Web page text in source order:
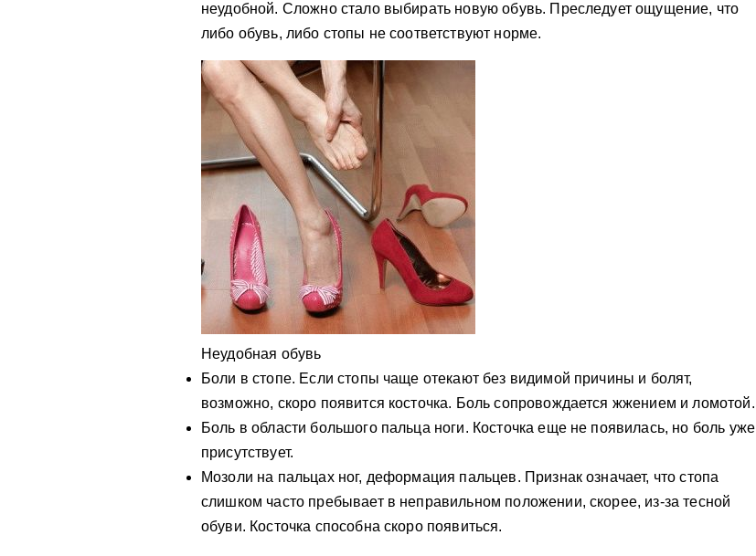
неудобной. Сложно стало выбирать новую обувь. Преследует ощущение, что
либо обувь, либо стопы не соответствуют норме.
Неудобная обувь
Боли в стопе. Если стопы чаще отекают без видимой причины и болят,
возможно, скоро появится косточка. Боль сопровождается жжением и ломотой.
Боль в области большого пальца ноги. Косточка еще не появилась, но боль уже
присутствует.
Мозоли на пальцах ног, деформация пальцев. Признак означает, что стопа
слишком часто пребывает в неправильном положении, скорее, из-за тесной
обуви. Косточка способна скоро появиться.